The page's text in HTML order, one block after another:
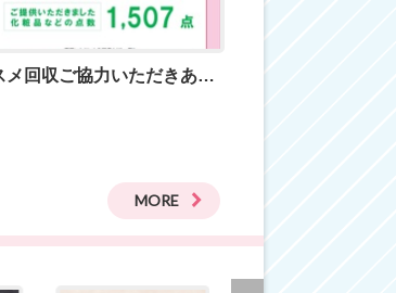
コスメ回収ご協力いただきありがとうございました！
MORE